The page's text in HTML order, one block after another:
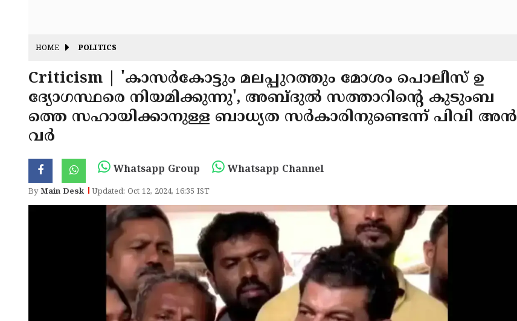
HOME POLITICS
Criticism | 'കാസർകോട്ടും മലപ്പുറത്തും മോശം പൊലീസ് ഉ
ദ്യോഗസ്ഥരെ നിയമിക്കുന്നു', അബ്ദുൽ സത്താറിന്റെ കുടുംബ
ത്തെ സഹായിക്കാനുള്ള ബാധ്യത സർകാരിനുണ്ടെന്ന് പിവി അൻ
വർ
Whatsapp Group Whatsapp Channel
ByMain Desk Updated: Oct 12, 2024, 16:35 IST